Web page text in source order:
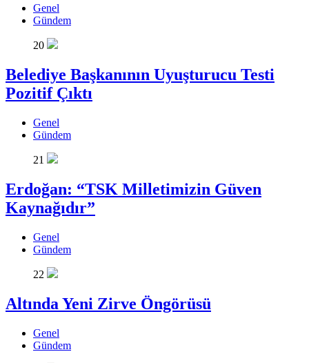
Genel
Gündem
20
Belediye Başkanının Uyuşturucu Testi
Pozitif Çıktı
Genel
Gündem
21
Erdoğan: “TSK Milletimizin Güven
Kaynağıdır”
Genel
Gündem
22
Altında Yeni Zirve Öngörüsü
Genel
Gündem